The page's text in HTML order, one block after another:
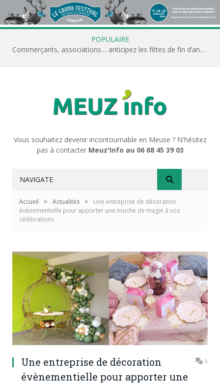
POPULAIRE
Commerçants, associations… anticipez les fêtes de fin d’année avec Meuz’Info
Vous souhaitez devenir incontournable en Meuse ? N'hésitez
pas à contacter Meuz'Info au 06 68 45 39 03
NAVIGATE
Accueil » Actualités »
Une entreprise de décoration
évènementielle pour apporter une touche de magie à vos
célébrations
Une entreprise de décoration
évènementielle pour apporter une
0